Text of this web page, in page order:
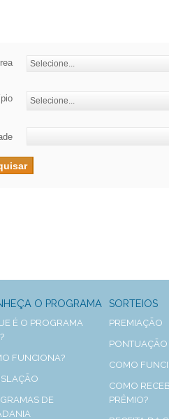
O PROGRAMA
É O PROGRAMA
FUNCIONA?
DE
SORTEIOS
PREMIAÇÃO
PONTUAÇÃO
COMO
COMO
PRÊMIO?